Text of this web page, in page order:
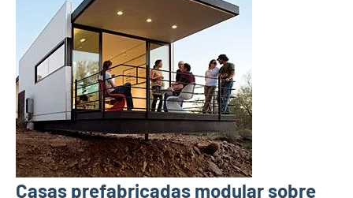
Casas prefabricadas modular sobre